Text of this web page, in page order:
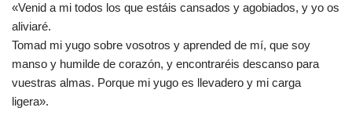
«Venid a mi todos los que estáis cansados y agobiados, y yo os
aliviaré.
Tomad mi yugo sobre vosotros y aprended de mí, que soy
manso y humilde de corazón, y encontraréis descanso para
vuestras almas. Porque mi yugo es llevadero y mi carga
ligera».